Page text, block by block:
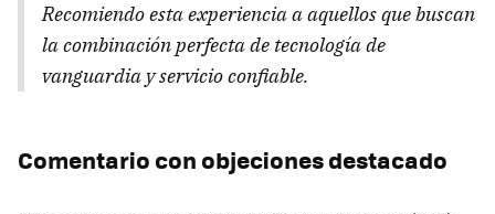
Recomiendo esta experiencia a aquellos que buscan
la combinación perfecta de tecnología de
vanguardia y servicio confiable.
Comentario con objeciones destacado